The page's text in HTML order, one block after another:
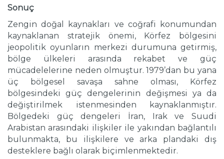
Sonuç
Zengin doğal kaynakları ve coğrafi konumundan
kaynaklanan stratejik önemi, Körfez bölgesini
jeopolitik oyunların merkezi durumuna getirmiş,
bölge ülkeleri arasında rekabet ve güç
mücadelelerine neden olmuştur. 1979’dan bu yana
üç bölgesel savaşa sahne olması, Körfez
bölgesindeki güç dengelerinin değişmesi ya da
değiştirilmek istenmesinden kaynaklanmıştır.
Bölgedeki güç dengeleri İran, Irak ve Suudi
Arabistan arasındaki ilişkiler ile yakından bağlantılı
bulunmakta, bu ilişkilere ve arka plandaki dış
desteklere bağlı olarak biçimlenmektedir.